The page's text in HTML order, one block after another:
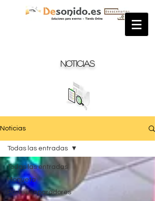
Noticias
Noticias
Todas las entradas
Moqueta
Postes separadores
Todas las entradas